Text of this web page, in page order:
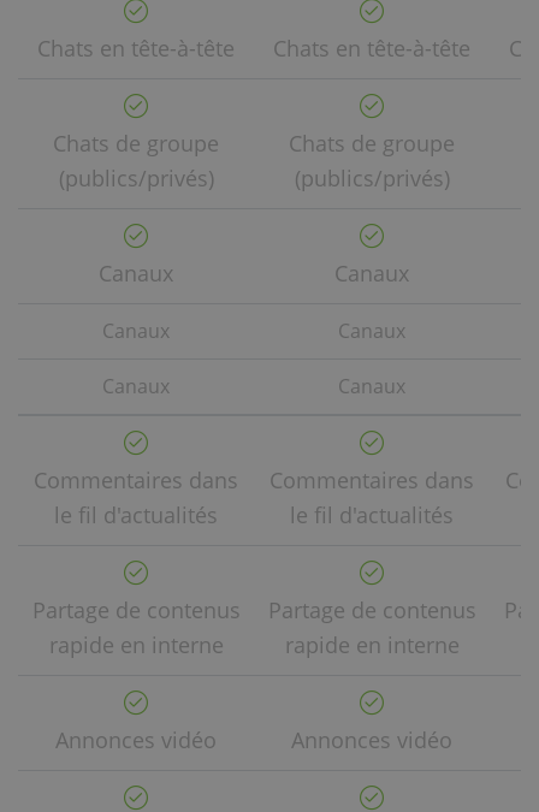
Chats en tête-à-tête Chats en tête-à-tête
Chats de groupe
(publics/privés)
Chats de groupe
(publics/privés)
Canaux Canaux
Canaux Canaux
Canaux Canaux
Commentaires dans
le fil d'actualités
Commentaires dans
le fil d'actualités
Partage de contenus
rapide en interne
Partage de contenus
rapide en interne
Annonces vidéo Annonces vidéo